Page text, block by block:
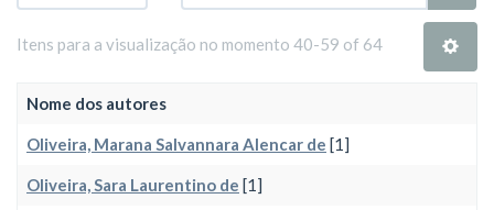
Itens para a visualização no momento 40-59 of 64
Nome dos autores
Oliveira, Marana Salvannara Alencar de [1]
Oliveira, Sara Laurentino de [1]